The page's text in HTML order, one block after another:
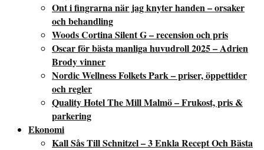
Ont i fingrarna när jag knyter handen – orsaker
och behandling
Woods Cortina Silent G – recension och pris
Oscar för bästa manliga huvudroll 2025 – Adrien
Brody vinner
Nordic Wellness Folkets Park – priser, öppettider
och regler
Quality Hotel The Mill Malmö – Frukost, pris &
parkering
Ekonomi
Kall Sås Till Schnitzel – 3 Enkla Recept Och Bästa